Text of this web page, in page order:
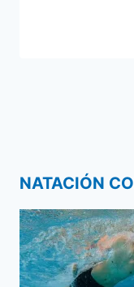
NATACIÓN